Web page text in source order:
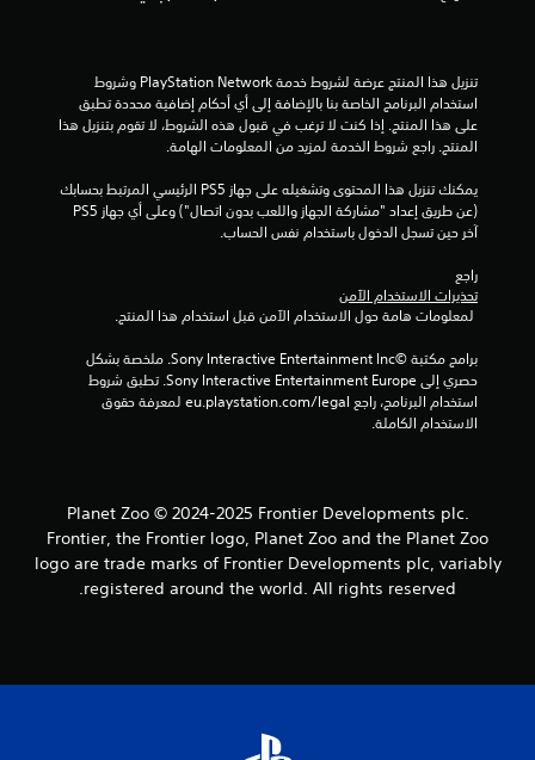
ل
ي
2
ا
ل
ي
ي
م
ت
المنتج. راجع شروط الخدمة لمزيد من المعلومات الهامة.
آخر حين تسجل الدخول باستخدام نفس الحساب.
راجع
تحذيرات الاستخدام الآمن
الاستخدام الكاملة.
Planet Zoo © 2024-2025 Frontier Developments plc.
Frontier, the Frontier logo, Planet Zoo and the Planet Zoo
logo are trade marks of Frontier Developments plc, variably
registered around the world. All rights reserved.